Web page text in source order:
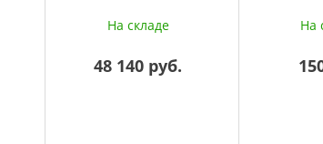
На складе
48 140 руб.
На